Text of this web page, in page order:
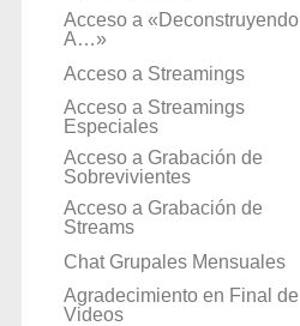
Acceso a «Deconstruyendo
A…»
Acceso a Streamings
Acceso a Streamings
Especiales
Acceso a Grabación de
Sobrevivientes
Acceso a Grabación de
Streams
Chat Grupales Mensuales
Agradecimiento en Final de
Videos